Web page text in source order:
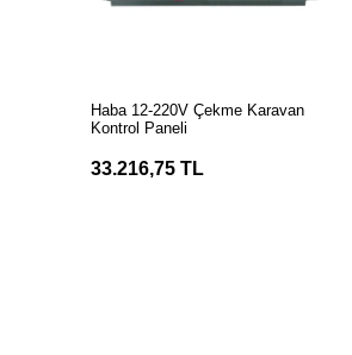
Haba 12-220V Çekme Karavan
Kontrol Paneli
33.216,75 TL